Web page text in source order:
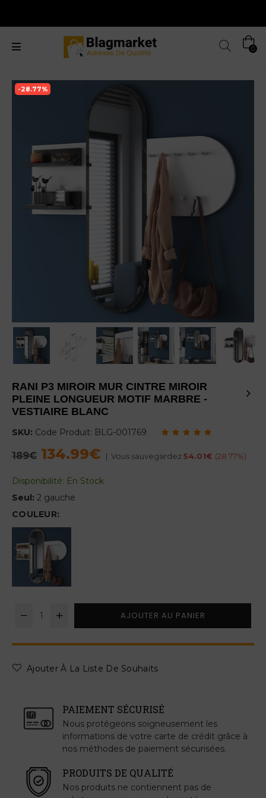
0
-28.77%
RANI P3 MIROIR MUR CINTRE MIROIR
PLEINE LONGUEUR MOTIF MARBRE -
VESTIAIRE BLANC
SKU: Code Produit: BLG-001769
Regular
189€ 134.99€ | Vous sauvegardez 54.01€ (28.77%)
Disponibilité: En Stock
Seul: 2 gauche
COULEUR:
AJOUTER AU PANIER
Ajouter À La Liste De Souhaits
PAIEMENT SÉCURISÉ
Nous protégeons soigneusement les
informations de votre carte de crédit grâce à
nos méthodes de paiement sécurisées.
PRODUITS DE QUALITÉ
Nos produits ne contiennent pas de